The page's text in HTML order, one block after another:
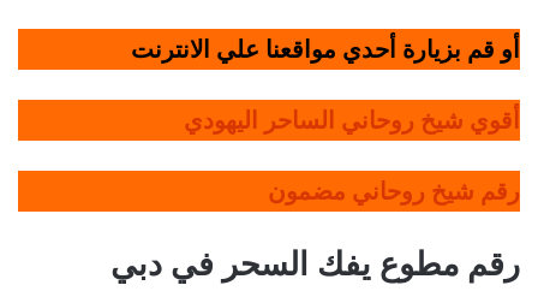
أو قم بزيارة أحدي مواقعنا علي الانترنت
أقوي شيخ روحاني الساحر اليهودي
رقم شيخ روحاني مضمون
رقم مطوع يفك السحر في دبي